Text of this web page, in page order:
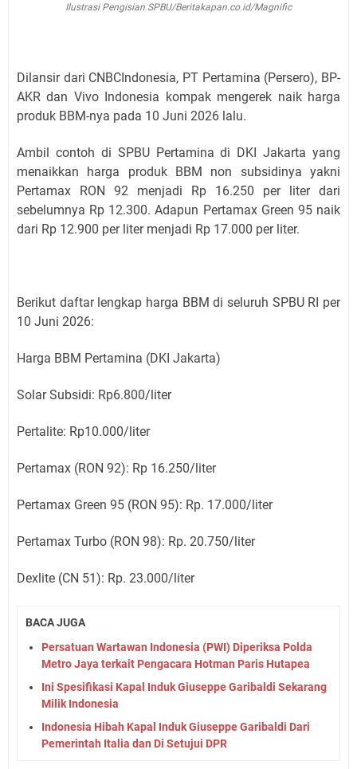
Ilustrasi Pengisian SPBU/Beritakapan.co.id/Magnific
Dilansir dari CNBCIndonesia, PT Pertamina (Persero), BP-
AKR dan Vivo Indonesia kompak mengerek naik harga
produk BBM-nya pada 10 Juni 2026 lalu.
Ambil contoh di SPBU Pertamina di DKI Jakarta yang
menaikkan harga produk BBM non subsidinya yakni
Pertamax RON 92 menjadi Rp 16.250 per liter dari
sebelumnya Rp 12.300. Adapun Pertamax Green 95 naik
dari Rp 12.900 per liter menjadi Rp 17.000 per liter.
Berikut daftar lengkap harga BBM di seluruh SPBU RI per
10 Juni 2026:
Harga BBM Pertamina (DKI Jakarta)
Solar Subsidi: Rp6.800/liter
Pertalite: Rp10.000/liter
Pertamax (RON 92): Rp 16.250/liter
Pertamax Green 95 (RON 95): Rp. 17.000/liter
Pertamax Turbo (RON 98): Rp. 20.750/liter
Dexlite (CN 51): Rp. 23.000/liter
BACA JUGA
Persatuan Wartawan Indonesia (PWI) Diperiksa Polda
Metro Jaya terkait Pengacara Hotman Paris Hutapea
Ini Spesifikasi Kapal Induk Giuseppe Garibaldi Sekarang
Milik Indonesia
Indonesia Hibah Kapal Induk Giuseppe Garibaldi Dari
Pemerintah Italia dan Di Setujui DPR